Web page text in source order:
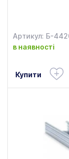
Артикул: Б-
в наявності
Купити